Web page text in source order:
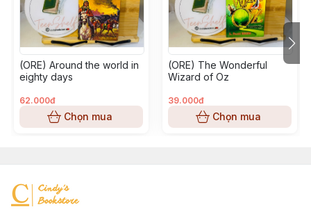
(ORE) Around the world in
eighty days
62.000đ
Chọn mua
(ORE) The Wonderful
Wizard of Oz
39.000đ
Chọn mua